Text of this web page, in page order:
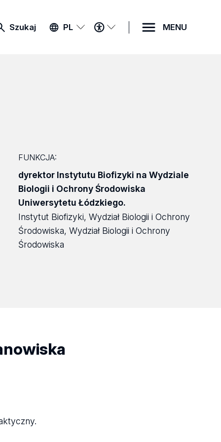
Szukaj PL
MENU
DOSTĘPNOŚCI
MENU
FUNKCJA:
dyrektor Instytutu Biofizyki na Wydziale
Biologii i Ochrony Środowiska
Uniwersytetu Łódzkiego.
Instytut Biofizyki, Wydział Biologii i Ochrony
Środowiska, Wydział Biologii i Ochrony
Środowiska